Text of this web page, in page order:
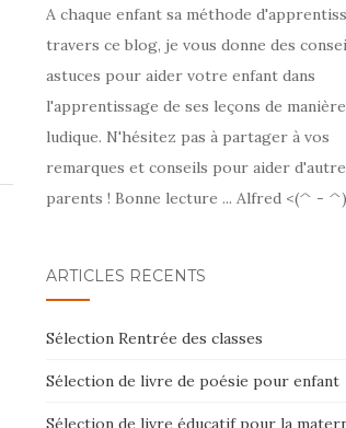
A chaque enfant sa méthode
travers ce blog, je vous donne des
astuces pour aider votre enfant dans
l'apprentissage de ses leçons de
ludique. N'hésitez pas à partager à vos
remarques et conseils pour aider
parents ! Bonne lecture ... Alfred <(^ -
ARTICLES RÉCENTS
Sélection Rentrée des classes
Sélection de livre de poésie pour enfant
Sélection de livre éducatif pour la